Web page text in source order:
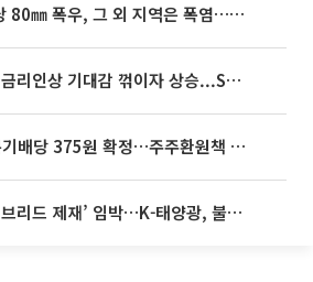
동해안은 시간당 80㎜ 폭우, 그 외 지역은 폭염…‘극과 극 날씨’
뉴욕증시, 연준 금리인상 기대감 꺾이자 상승...S&P500 사상 최고치 [종합]
SK하이닉스, 분기배당 375원 확정…주주환원책 9월로 앞당겨 발표
美 ‘232조 하이브리드 제재’ 임박…K-태양광, 불확실성 털고 날개 다나